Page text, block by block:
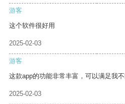
游客
这个软件很好用
2025-02-03
游客
这款app的功能非常丰富，可以满足我不
2025-02-03